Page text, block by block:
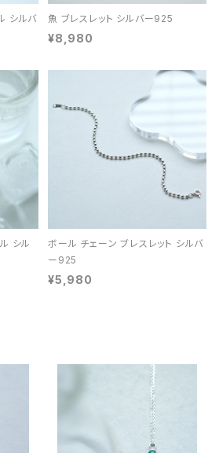
シルバ
魚 ブレスレット シルバー925
¥8,980
シル
ボール チェーン ブレスレット シルバ
ー925
¥5,980